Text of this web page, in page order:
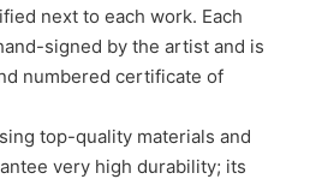
next to each work. Each
signed by the artist and is
numbered certificate of
top-quality materials and
very high durability; its